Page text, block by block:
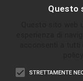
News
Questo
STRETTAMENTE